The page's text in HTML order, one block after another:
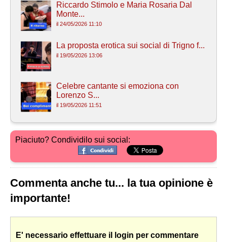
Riccardo Stimolo e Maria Rosaria Dal
Monte...
il 24/05/2026 11:10
La proposta erotica sui social di Trigno f...
il 19/05/2026 13:06
Celebre cantante si emoziona con
Lorenzo S...
il 19/05/2026 11:51
Piaciuto? Condividilo sui social:
Commenta anche tu... la tua opinione è
importante!
E' necessario effettuare il login per commentare